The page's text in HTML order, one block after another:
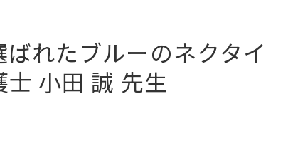
ばれたブルーのネクタ
小田 誠 先生